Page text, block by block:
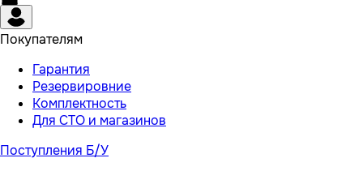
Покупателям
Гарантия
Резервировние
Комплектность
Для СТО и магазинов
Поступления Б/У